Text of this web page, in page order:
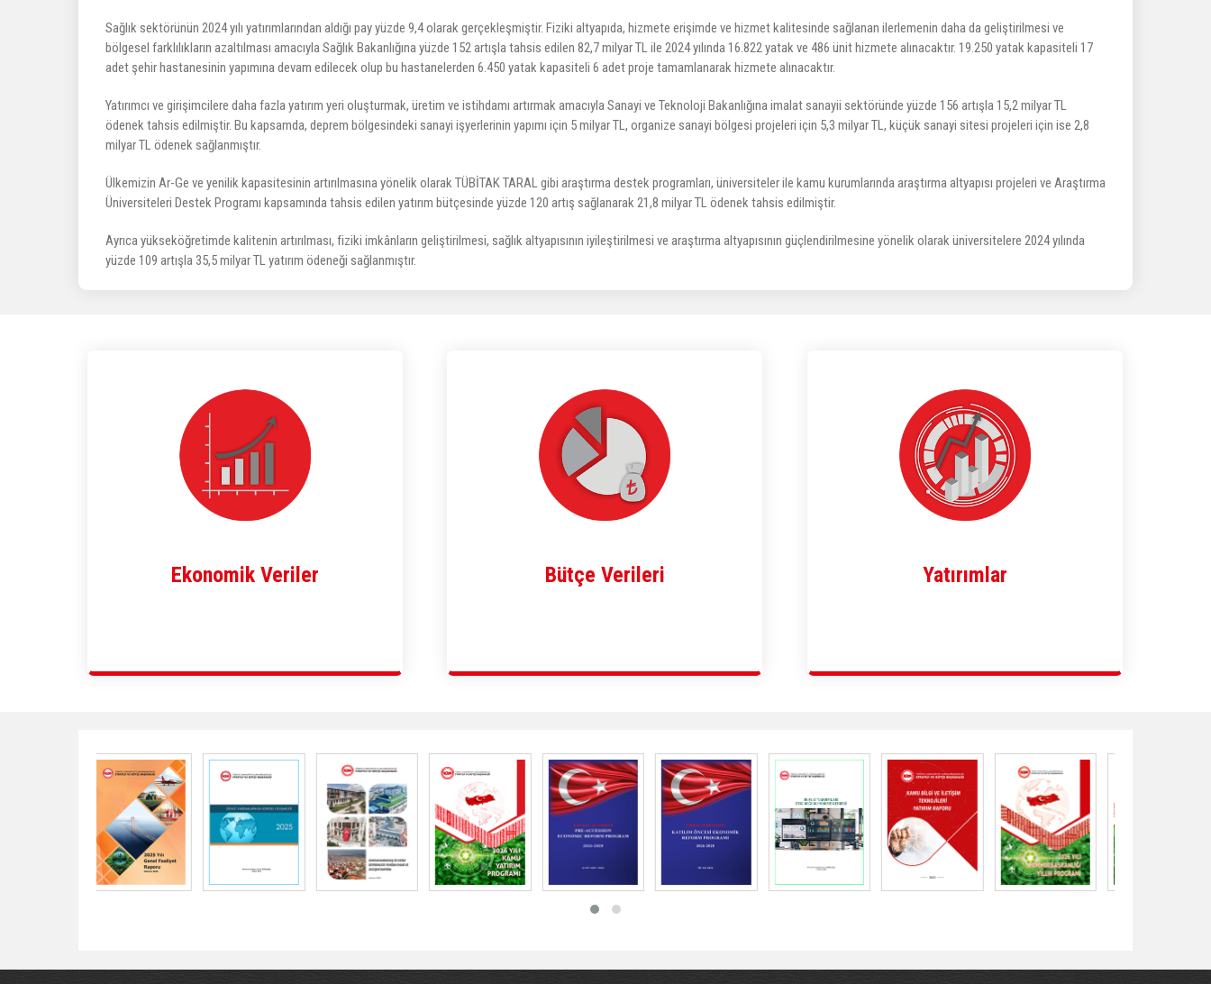
Sağlık sektörünün 2024 yılı yatırımlarından aldığı pay yüzde 9,4 olarak gerçekleşmiştir. Fiziki altyapıda, hizmete erişimde ve hizmet kalitesinde sağlanan ilerlemenin daha da geliştirilmesi ve
bölgesel farklılıkların azaltılması amacıyla Sağlık Bakanlığına yüzde 152 artışla tahsis edilen 82,7 milyar TL ile 2024 yılında 16.822 yatak ve 486 ünit hizmete alınacaktır. 19.250 yatak kapasiteli 17
adet şehir hastanesinin yapımına devam edilecek olup bu hastanelerden 6.450 yatak kapasiteli 6 adet proje tamamlanarak hizmete alınacaktır.
Yatırımcı ve girişimcilere daha fazla yatırım yeri oluşturmak, üretim ve istihdamı artırmak amacıyla Sanayi ve Teknoloji Bakanlığına imalat sanayii sektöründe yüzde 156 artışla 15,2 milyar TL
ödenek tahsis edilmiştir. Bu kapsamda, deprem bölgesindeki sanayi işyerlerinin yapımı için 5 milyar TL, organize sanayi bölgesi projeleri için 5,3 milyar TL, küçük sanayi sitesi projeleri için ise 2,8
milyar TL ödenek sağlanmıştır.
Ülkemizin Ar-Ge ve yenilik kapasitesinin artırılmasına yönelik olarak TÜBİTAK TARAL gibi araştırma destek programları, üniversiteler ile kamu kurumlarında araştırma altyapısı projeleri ve Araştırma
Üniversiteleri Destek Programı kapsamında tahsis edilen yatırım bütçesinde yüzde 120 artış sağlanarak 21,8 milyar TL ödenek tahsis edilmiştir.
Ayrıca yükseköğretimde kalitenin artırılması, fiziki imkânların geliştirilmesi, sağlık altyapısının iyileştirilmesi ve araştırma altyapısının güçlendirilmesine yönelik olarak üniversitelere 2024 yılında
yüzde 109 artışla 35,5 milyar TL yatırım ödeneği sağlanmıştır.
Ekonomik Veriler Bütçe Verileri Yatırımlar